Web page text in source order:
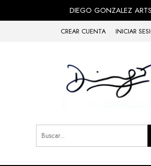
DIEGO GONZALEZ ARTS
CREAR CUENTA INICIAR